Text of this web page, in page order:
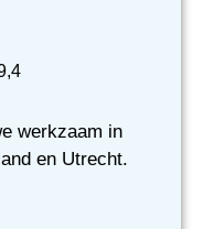
werkzaam in
en Utrecht.